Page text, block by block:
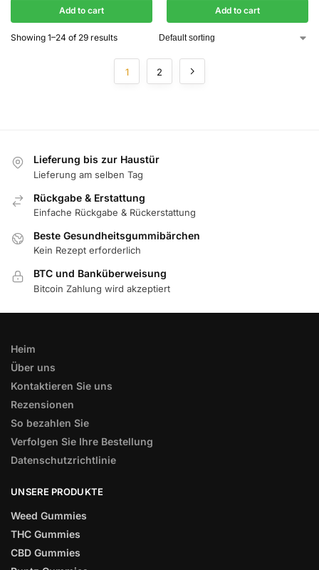
Add to cart Add to cart
Showing 1–24 of 29 results
1 2
Lieferung bis zur Haustür
Lieferung am selben Tag
Rückgabe & Erstattung
Einfache Rückgabe & Rückerstattung
Beste Gesundheitsgummibärchen
Kein Rezept erforderlich
BTC und Banküberweisung
Bitcoin Zahlung wird akzeptiert
Heim
Über uns
Kontaktieren Sie uns
Rezensionen
So bezahlen Sie
Verfolgen Sie Ihre Bestellung
Datenschutzrichtlinie
UNSERE PRODUKTE
Weed Gummies
THC Gummies
CBD Gummies